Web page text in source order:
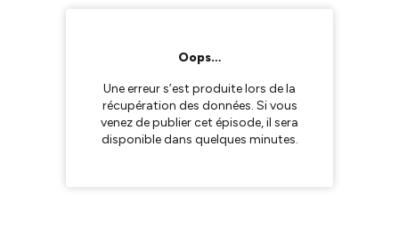
Oops…
Une erreur s’est produite lors de la
récupération des données. Si vous
venez de publier cet épisode, il sera
disponible dans quelques minutes.